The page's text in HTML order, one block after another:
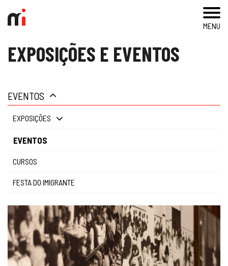
MENU
museu
gestão
EXPOSIÇÕES E EVENTOS
EVENTOS
EXPOSIÇÕES
EVENTOS
CURSOS
FESTA DO IMIGRANTE